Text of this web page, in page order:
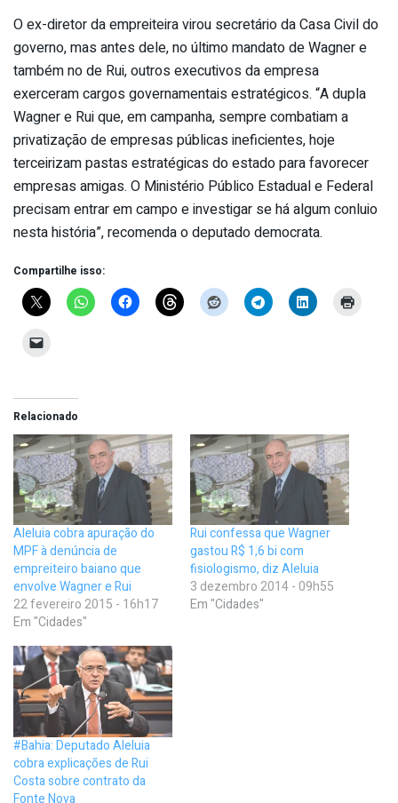
O ex-diretor da empreiteira virou secretário da Casa Civil do
governo, mas antes dele, no último mandato de Wagner e
também no de Rui, outros executivos da empresa
exerceram cargos governamentais estratégicos. “A dupla
Wagner e Rui que, em campanha, sempre combatiam a
privatização de empresas públicas ineficientes, hoje
terceirizam pastas estratégicas do estado para favorecer
empresas amigas. O Ministério Público Estadual e Federal
precisam entrar em campo e investigar se há algum conluio
nesta história”, recomenda o deputado democrata.
Compartilhe isso:
Relacionado
Aleluia cobra apuração do
MPF à denúncia de
empreiteiro baiano que
envolve Wagner e Rui
22 fevereiro 2015 - 16h17
Em "Cidades"
Rui confessa que Wagner
gastou R$ 1,6 bi com
fisiologismo, diz Aleluia
3 dezembro 2014 - 09h55
Em "Cidades"
#Bahia: Deputado Aleluia
cobra explicações de Rui
Costa sobre contrato da
Fonte Nova